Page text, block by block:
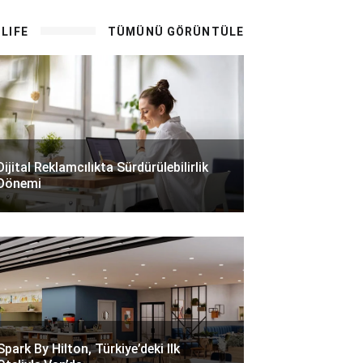
TÜMÜNÜ GÖRÜNTÜLE
Reklamcılıkta Sürdürülebilirlik
By Hilton, Türkiye’deki Ilk